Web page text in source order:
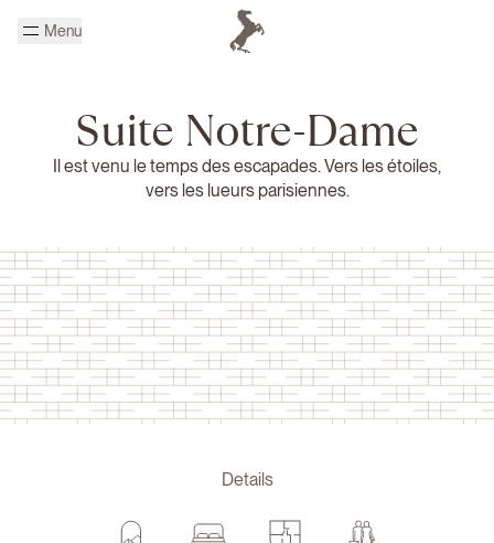
Menu
Suite Notre-Dame
Il est venu le temps des escapades. Vers les étoiles,
vers les lueurs parisiennes.
Details